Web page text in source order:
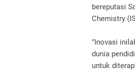
bereputasi
Chemistry
"Inovasi
dunia
untuk